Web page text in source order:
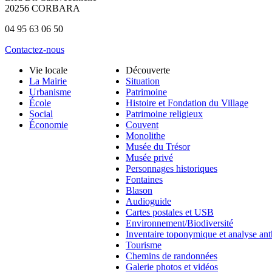
20256 CORBARA
04 95 63 06 50
Contactez-nous
Vie locale
La Mairie
Urbanisme
École
Social
Économie
Découverte
Situation
Patrimoine
Histoire et Fondation du Village
Patrimoine religieux
Couvent
Monolithe
Musée du Trésor
Musée privé
Personnages historiques
Fontaines
Blason
Audioguide
Cartes postales et USB
Environnement/Biodiversité
Inventaire toponymique et analyse
Tourisme
Chemins de randonnées
Galerie photos et vidéos